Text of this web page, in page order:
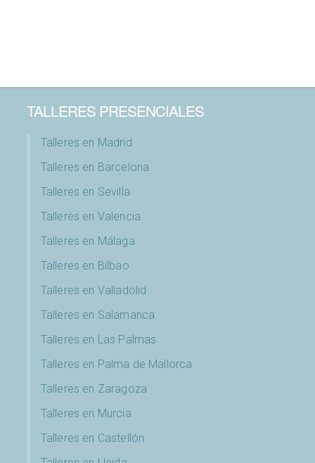
TALLERES PRESENCIALES
Talleres en Madrid
Talleres en Barcelona
Talleres en Sevilla
Talleres en Valencia
Talleres en Málaga
Talleres en Bilbao
Talleres en Valladolid
Talleres en Salamanca
Talleres en Las Palmas
Talleres en Palma de Mallorca
Talleres en Zaragoza
Talleres en Murcia
Talleres en Castellón